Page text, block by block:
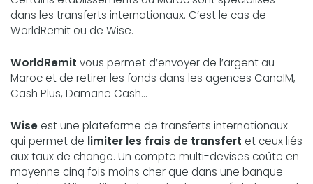
dans les transferts internationaux. C’est le cas de
WorldRemit ou de Wise.
WorldRemit vous permet d’envoyer de l’argent au
Maroc et de retirer les fonds dans les agences CanaIM,
Cash Plus, Damane Cash…
Wise est une plateforme de transferts internationaux
qui permet de limiter les frais de transfert et ceux liés
aux taux de change. Un compte multi-devises coûte en
moyenne cinq fois moins cher que dans une banque